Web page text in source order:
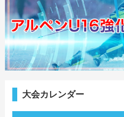
大会カレンダー